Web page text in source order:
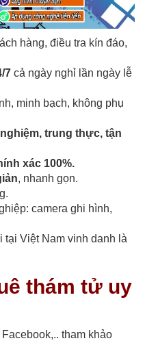
hàng, điều tra kín đáo,
7 cả ngày nghỉ lần ngày lễ
minh bạch, không phụ
trung thực, tận
xác 100%.
, nhanh gọn.
camera ghi hình,
Việt Nam vinh danh là
thám tử uy
tham khảo